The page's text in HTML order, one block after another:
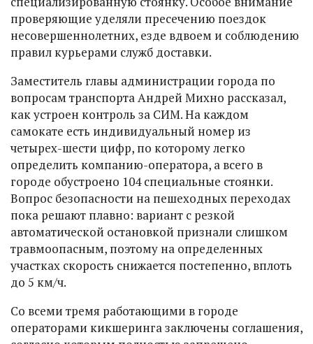
проверяющие уделяли пресечению поездок
несовершеннолетних, езде вдвоем и соблюдению
правил курьерами служб доставки.
Заместитель главы администрации города по
вопросам транспорта Андрей Михно рассказал,
как устроен контроль за СИМ. На каждом
самокате есть индивидуальный номер из
четырех-шести цифр, по которому легко
определить компанию-оператора, а всего в
городе обустроено 104 специальные стоянки.
Вопрос безопасности на пешеходных переходах
пока решают плавно: вариант с резкой
автоматической остановкой признали слишком
травмоопасным, поэтому на определенных
участках скорость снижается постепенно, вплоть
до 5 км/ч.
Со всеми тремя работающими в городе
операторами кикшеринга заключены соглашения,